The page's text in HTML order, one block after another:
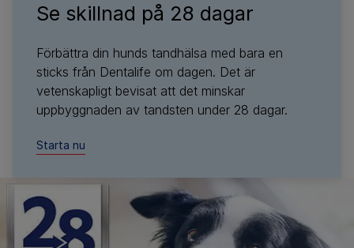
Se skillnad på 28 dagar
Förbättra din hunds tandhälsa med bara en
sticks från Dentalife om dagen. Det är
vetenskapligt bevisat att det minskar
uppbyggnaden av tandsten under 28 dagar.
Starta nu